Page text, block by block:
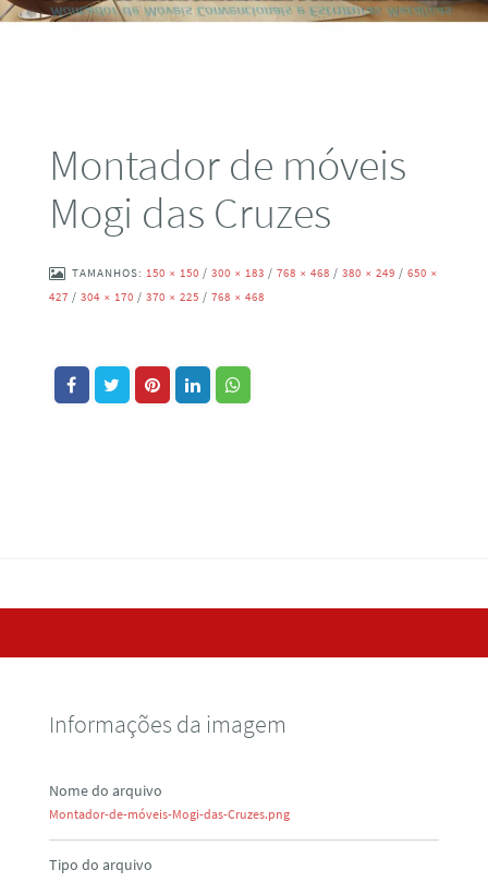
Montador de móveis
Mogi das Cruzes
TAMANHOS: 150 × 150 / 300 × 183 / 768 × 468 / 380 × 249 / 650 ×
427 / 304 × 170 / 370 × 225 / 768 × 468
Informações da imagem
Nome do arquivo
Montador-de-móveis-Mogi-das-Cruzes.png
Tipo do arquivo